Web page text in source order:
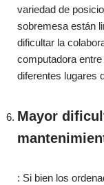
variedad de
sobremesa están
dificultar la
computadora
diferentes lugares
Mayor
: Si bien los